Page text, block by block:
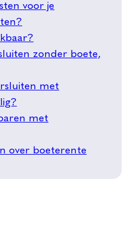
voor je
zonder boete,
met
met
over boeterente